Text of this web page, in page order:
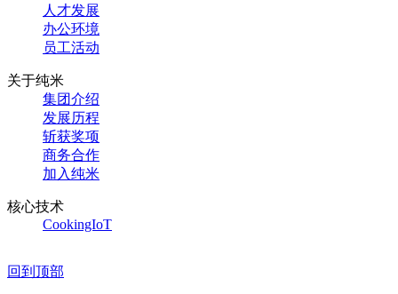
人才发展
办公环境
员工活动
关于纯米
集团介绍
发展历程
斩获奖项
商务合作
加入纯米
核心技术
CookingIoT
回到顶部